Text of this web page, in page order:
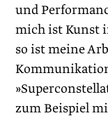
und
mich ist Kunst
so ist meine
zum Beispiel